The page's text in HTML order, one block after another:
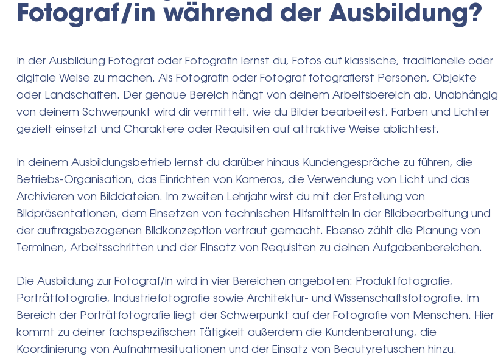
Fotograf/in während der Ausbildung?
In der Ausbildung Fotograf oder Fotografin lernst du, Fotos auf klassische, traditionelle oder
digitale Weise zu machen. Als Fotografin oder Fotograf fotografierst Personen, Objekte
oder Landschaften. Der genaue Bereich hängt von deinem Arbeitsbereich ab. Unabhängig
von deinem Schwerpunkt wird dir vermittelt, wie du Bilder bearbeitest, Farben und Lichter
gezielt einsetzt und Charaktere oder Requisiten auf attraktive Weise ablichtest.
In deinem Ausbildungsbetrieb lernst du darüber hinaus Kundengespräche zu führen, die
Betriebs-Organisation, das Einrichten von Kameras, die Verwendung von Licht und das
Archivieren von Bilddateien. Im zweiten Lehrjahr wirst du mit der Erstellung von
Bildpräsentationen, dem Einsetzen von technischen Hilfsmitteln in der Bildbearbeitung und
der auftragsbezogenen Bildkonzeption vertraut gemacht. Ebenso zählt die Planung von
Terminen, Arbeitsschritten und der Einsatz von Requisiten zu deinen Aufgabenbereichen.
Die Ausbildung zur Fotograf/in wird in vier Bereichen angeboten: Produktfotografie,
Porträtfotografie, Industriefotografie sowie Architektur- und Wissenschaftsfotografie. Im
Bereich der Porträtfotografie liegt der Schwerpunkt auf der Fotografie von Menschen. Hier
kommt zu deiner fachspezifischen Tätigkeit außerdem die Kundenberatung, die
Koordinierung von Aufnahmesituationen und der Einsatz von Beautyretuschen hinzu.